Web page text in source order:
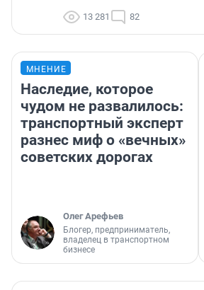
13 281 82
МНЕНИЕ
Наследие, которое
чудом не развалилось:
транспортный эксперт
разнес миф о «вечных»
советских дорогах
Олег Арефьев
Блогер, предприниматель,
владелец в транспортном
бизнесе